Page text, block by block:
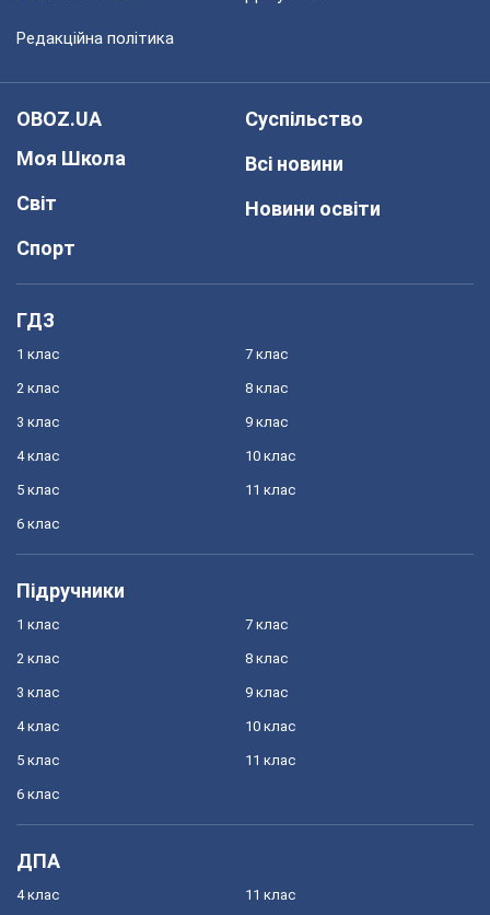
Редакційна політика
OBOZ.UA
Моя Школа
Світ
Спорт
Суспільство
Всі новини
Новини освіти
ГДЗ
1 клас
2 клас
3 клас
4 клас
5 клас
6 клас
7 клас
8 клас
9 клас
10 клас
11 клас
Підручники
1 клас
2 клас
3 клас
4 клас
5 клас
6 клас
7 клас
8 клас
9 клас
10 клас
11 клас
ДПА
4 клас 11 клас